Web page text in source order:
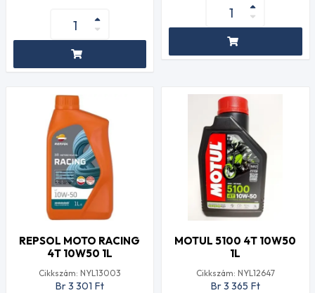
REPSOL MOTO RACING
4T 10W50 1L
Cikkszám: NYL13003
Br 3 301 Ft
MOTUL 5100 4T 10W50
1L
Cikkszám: NYL12647
Br 3 365 Ft